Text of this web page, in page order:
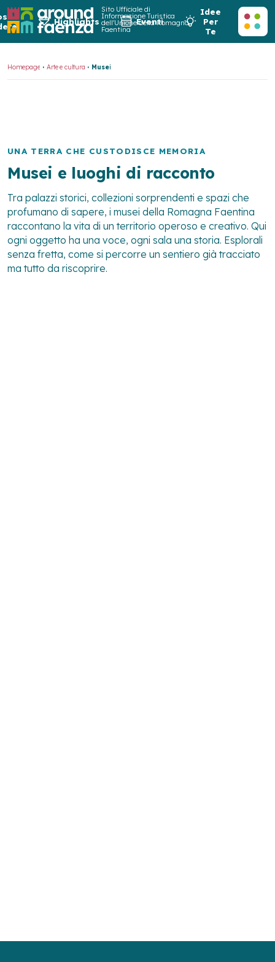
Sito Ufficiale di
Informazione Turistica
dell'Unione della Romagna
Faentina
Highlights Eventi
Idee
Per
Te
Homepage Arte e cultura Musei
UNA TERRA CHE CUSTODISCE MEMORIA
Musei e luoghi di racconto
Tra palazzi storici, collezioni sorprendenti e spazi che
profumano di sapere, i musei della Romagna Faentina
raccontano la vita di un territorio operoso e creativo. Qui
ogni oggetto ha una voce, ogni sala una storia. Esplorali
senza fretta, come si percorre un sentiero già tracciato
ma tutto da riscoprire.